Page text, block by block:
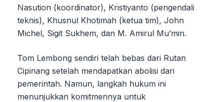
Nasution (koordinator), Kristiyanto (pengendali
teknis), Khusnul Khotimah (ketua tim), John
Michel, Sigit Sukhem, dan M. Amirul Mu’min.
Tom Lembong sendiri telah bebas dari Rutan
Cipinang setelah mendapatkan abolisi dari
pemerintah. Namun, langkah hukum ini
menunjukkan komitmennya untuk